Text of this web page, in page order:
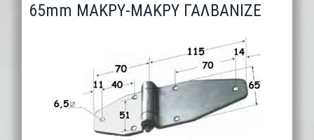
65mm ΜΑΚΡΥ-ΜΑΚΡΥ ΓΑΛΒΑΝΙΖΕ